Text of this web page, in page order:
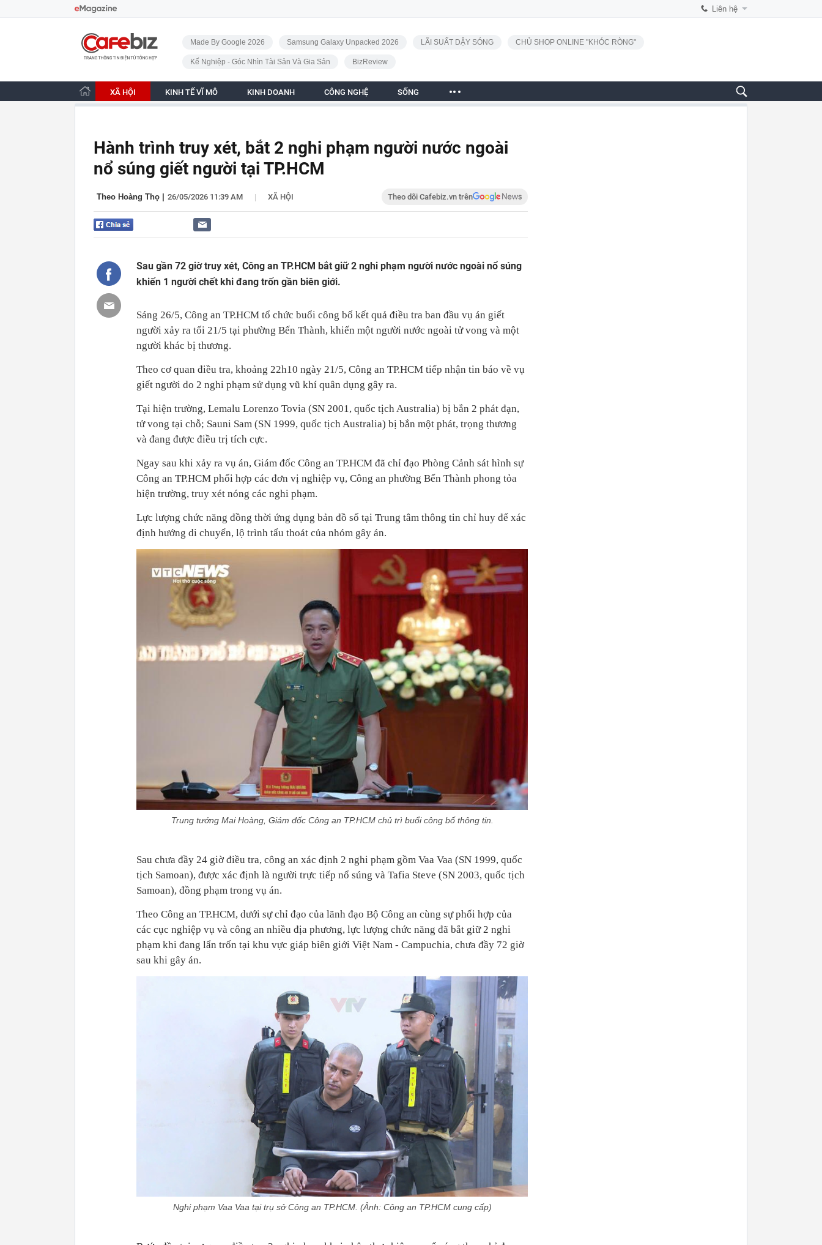
Liên hệ
CafeBiz - Trang chủ
Made By Google 2026 Samsung Galaxy Unpacked 2026 LÃI SUẤT DẬY SÓNG CHỦ SHOP ONLINE "KHÓC RÒNG"
Kế Nghiệp - Góc Nhìn Tài Sản Và Gia Sản BizReview
XÃ HỘI KINH TẾ VĨ MÔ KINH DOANH CÔNG NGHỆ SỐNG
Hành trình truy xét, bắt 2 nghi phạm người nước ngoài
nổ súng giết người tại TP.HCM
Theo Hoàng Thọ 26/05/2026 11:39 AM | XÃ HỘI Theo dõi Cafebiz.vn trên
Sau gần 72 giờ truy xét, Công an TP.HCM bắt giữ 2 nghi phạm người nước ngoài nổ súng
khiến 1 người chết khi đang trốn gần biên giới.
Sáng 26/5, Công an TP.HCM tổ chức buổi công bố kết quả điều tra ban đầu vụ án giết
người xảy ra tối 21/5 tại phường Bến Thành, khiến một người nước ngoài tử vong và một
người khác bị thương.
Theo cơ quan điều tra, khoảng 22h10 ngày 21/5, Công an TP.HCM tiếp nhận tin báo về vụ
giết người do 2 nghi phạm sử dụng vũ khí quân dụng gây ra.
Tại hiện trường, Lemalu Lorenzo Tovia (SN 2001, quốc tịch Australia) bị bắn 2 phát đạn,
tử vong tại chỗ; Sauni Sam (SN 1999, quốc tịch Australia) bị bắn một phát, trọng thương
và đang được điều trị tích cực.
Ngay sau khi xảy ra vụ án, Giám đốc Công an TP.HCM đã chỉ đạo Phòng Cảnh sát hình sự
Công an TP.HCM phối hợp các đơn vị nghiệp vụ, Công an phường Bến Thành phong tỏa
hiện trường, truy xét nóng các nghi phạm.
Lực lượng chức năng đồng thời ứng dụng bản đồ số tại Trung tâm thông tin chỉ huy để xác
định hướng di chuyển, lộ trình tẩu thoát của nhóm gây án.
Trung tướng Mai Hoàng, Giám đốc Công an TP.HCM chủ trì buổi công bố thông tin.
Sau chưa đầy 24 giờ điều tra, công an xác định 2 nghi phạm gồm Vaa Vaa (SN 1999, quốc
tịch Samoan), được xác định là người trực tiếp nổ súng và Tafia Steve (SN 2003, quốc tịch
Samoan), đồng phạm trong vụ án.
Theo Công an TP.HCM, dưới sự chỉ đạo của lãnh đạo Bộ Công an cùng sự phối hợp của
các cục nghiệp vụ và công an nhiều địa phương, lực lượng chức năng đã bắt giữ 2 nghi
phạm khi đang lẩn trốn tại khu vực giáp biên giới Việt Nam - Campuchia, chưa đầy 72 giờ
sau khi gây án.
Nghi phạm Vaa Vaa tại trụ sở Công an TP.HCM. (Ảnh: Công an TP.HCM cung cấp)